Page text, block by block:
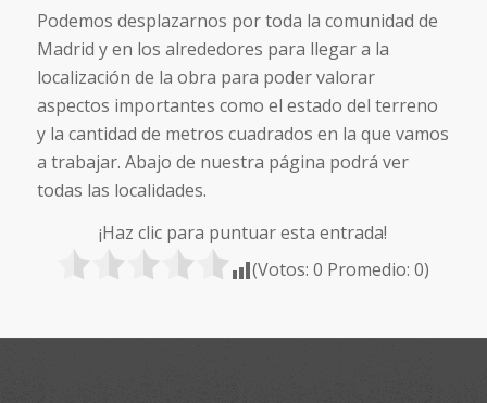
Podemos desplazarnos por toda la comunidad de
Madrid y en los alrededores para llegar a la
localización de la obra para poder valorar
aspectos importantes como el estado del terreno
y la cantidad de metros cuadrados en la que vamos
a trabajar. Abajo de nuestra página podrá ver
todas las localidades.
¡Haz clic para puntuar esta entrada!
(Votos:0 Promedio:0)